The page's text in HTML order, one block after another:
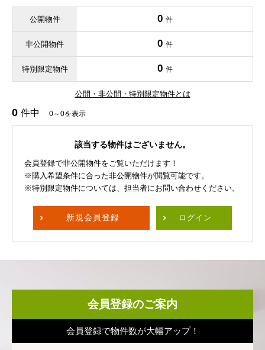
公開物件 0 件
非公開物件 0 件
特別限定物件 0 件
公開・非公開・特別限定物件とは
0 件中 0～0を表示
該当する物件はございません。
会員登録で非公開物件をご覧いただけます！
※購入希望条件に合った非公開物件が閲覧可能です。
※特別限定物件については、担当者にお問い合わせください。
新規会員登録 ログイン
会員登録のご案内
会員登録で物件数が大幅アップ！